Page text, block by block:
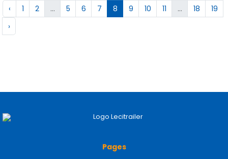
‹ 1 2 ... 5 6 7 8 9 10 11 ... 18
19
›
Pages